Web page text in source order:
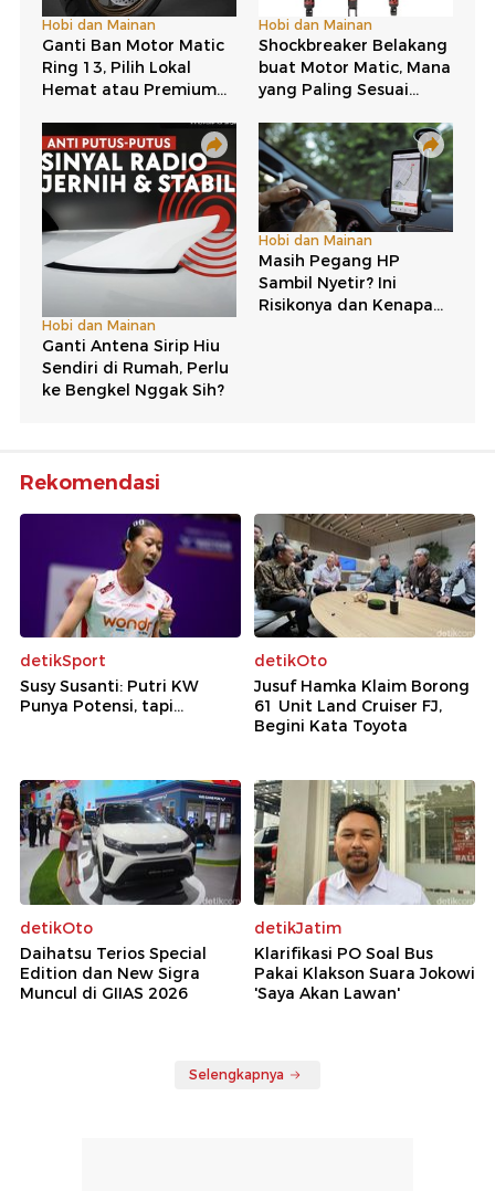
Rekomendasi
detikSport
Susy Susanti: Putri KW
Punya Potensi, tapi...
detikOto
Jusuf Hamka Klaim Borong
61 Unit Land Cruiser FJ,
Begini Kata Toyota
detikOto
Daihatsu Terios Special
Edition dan New Sigra
Muncul di GIIAS 2026
detikJatim
Klarifikasi PO Soal Bus
Pakai Klakson Suara Jokowi
'Saya Akan Lawan'
Selengkapnya